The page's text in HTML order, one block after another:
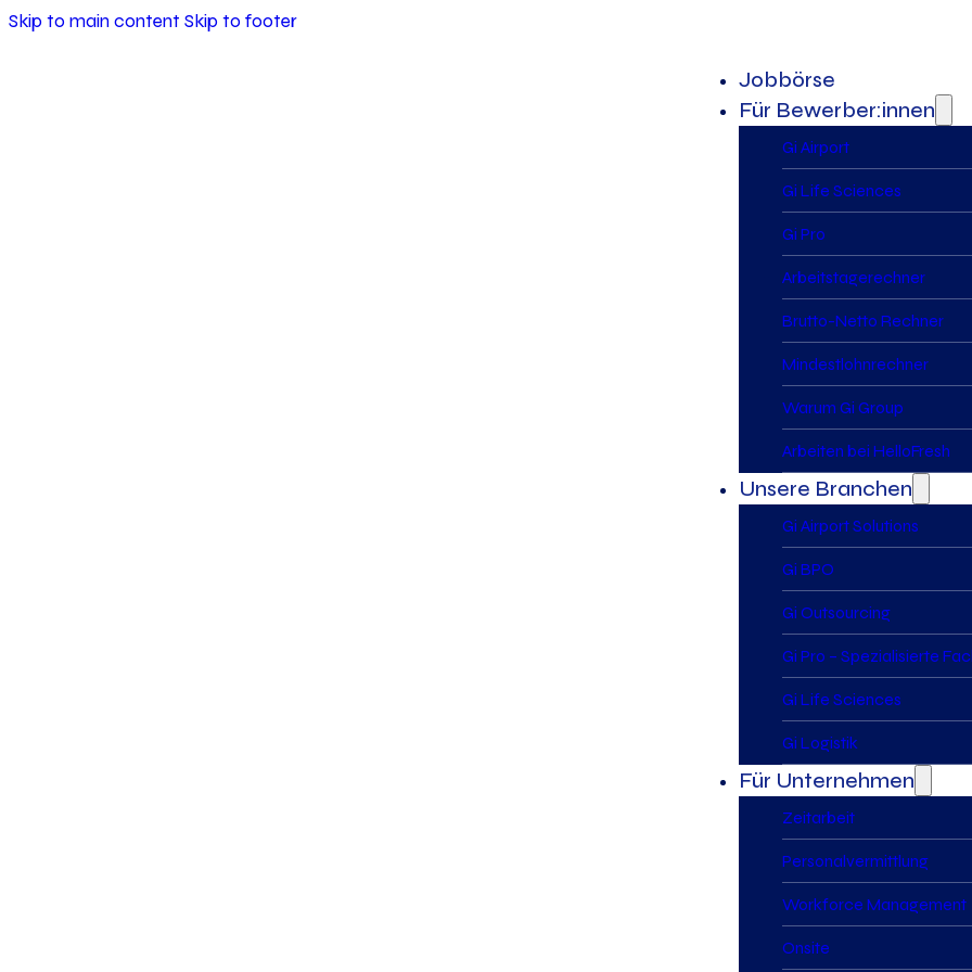
Skip to main content Skip to footer
Jobbörse
Für Bewerber:innen
Gi Airport
Gi Life Sciences
Gi Pro
Arbeitstagerechner
Brutto-Netto Rechner
Mindestlohnrechner
Warum Gi Group
Arbeiten bei HelloFresh
Unsere Branchen
Gi Airport Solutions
Gi BPO
Gi Outsourcing
Gi Pro – Spezialisierte
Gi Life Sciences
Gi Logistik
Für Unternehmen
Zeitarbeit
Personalvermittlung
Workforce Management
Onsite